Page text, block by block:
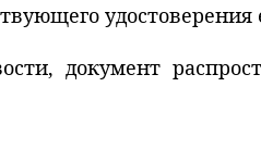
удостоверения
документ